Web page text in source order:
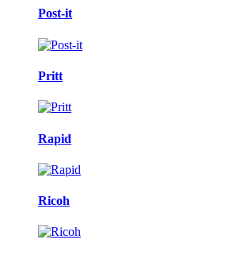
Post-it
Pritt
Rapid
Ricoh